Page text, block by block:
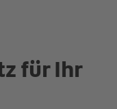
für Ihr